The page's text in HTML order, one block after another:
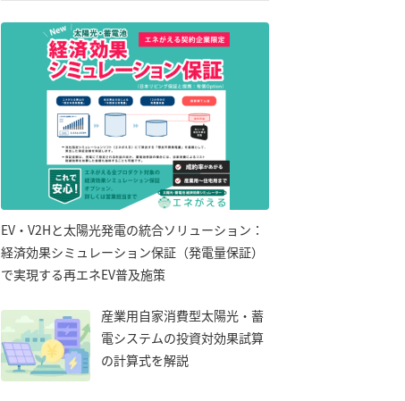
EV・V2Hと太陽光発電の統合ソリューション：
経済効果シミュレーション保証（発電量保証）
で実現する再エネEV普及施策
産業用自家消費型太陽光・蓄
電システムの投資対効果試算
の計算式を解説